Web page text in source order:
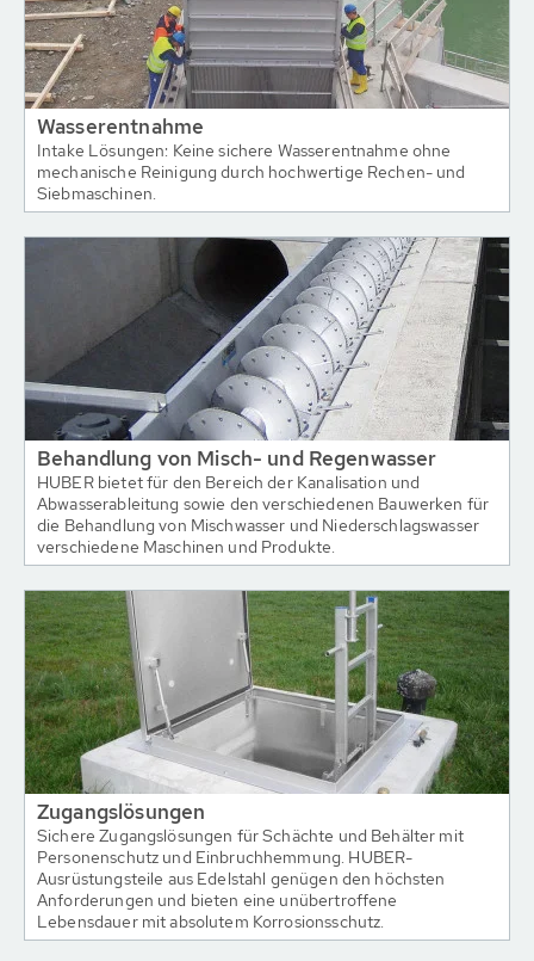
Wasserentnahme
Intake Lösungen: Keine sichere Wasserentnahme ohne
mechanische Reinigung durch hochwertige Rechen- und
Siebmaschinen.
Behandlung von Misch- und Regenwasser
HUBER bietet für den Bereich der Kanalisation und
Abwasserableitung sowie den verschiedenen Bauwerken für
die Behandlung von Mischwasser und Niederschlagswasser
verschiedene Maschinen und Produkte.
Zugangslösungen
Sichere Zugangslösungen für Schächte und Behälter mit
Personenschutz und Einbruchhemmung. HUBER-
Ausrüstungsteile aus Edelstahl genügen den höchsten
Anforderungen und bieten eine unübertroffene
Lebensdauer mit absolutem Korrosionsschutz.